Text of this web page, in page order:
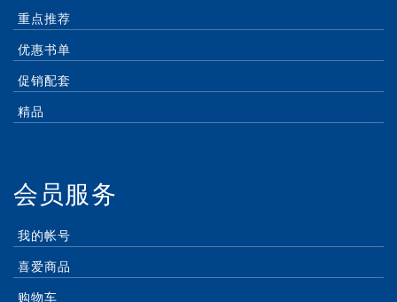
重点推荐
优惠书单
促销配套
精品
会员服务
我的帐号
喜爱商品
购物车